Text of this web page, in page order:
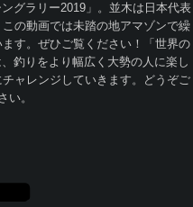
グラリー2019」。並木は日本代表
の動画では未踏の地アマゾンで繰
す。ぜひご覧ください！「世界の
釣りをより幅広く大勢の人に楽し
ャレンジしていきます。どうぞご
い。